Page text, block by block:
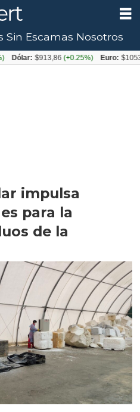
impulsa
para la
de la
Sin Escamas Nosotros
$913,86(+0.25%) Euro: $1053,08(-